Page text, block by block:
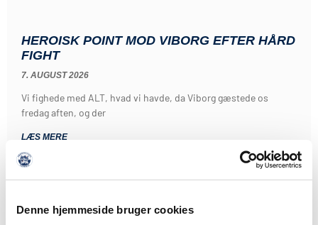
Denne hjemmeside bruger cookies
HEROISK POINT MOD VIBORG EFTER HÅRD
FIGHT
7. AUGUST 2026
Vi fighede med ALT, hvad vi havde, da Viborg gæstede os
fredag aften, og der
LÆS MERE